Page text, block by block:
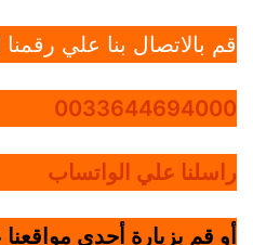
قم بالاتصال بنا علي رقمنا
0033644694000
راسلنا علي الواتساب
أو قم بزيارة أحدي